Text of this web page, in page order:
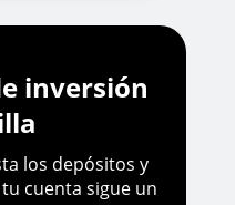
inversión
los depósitos y
cuenta sigue un